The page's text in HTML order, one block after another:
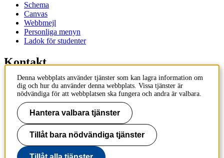
Schema
Canvas
Webbmejl
Personliga menyn
Ladok för studenter
Kontakt
Kontakta utbildningsprogram
Kontakta kurs
IT-support
KTH Entré
KTH
100 44 Stockholm
+46 8 790 60 00
Denna webbplats använder tjänster som kan lagra information om
dig och hur du använder denna webbplats. Vissa tjänster är
nödvändiga för att webbplatsen ska fungera och andra är valbara.
Hantera valbara tjänster
Tillåt bara nödvändiga tjänster